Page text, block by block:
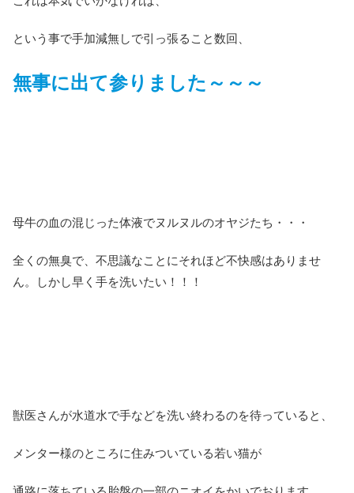
という事で手加減無しで引っ張ること数回、
無事に出て参りました～～～
母牛の血の混じった体液でヌルヌルのオヤジたち・・・
全くの無臭で、不思議なことにそれほど不快感はありませ
ん。しかし早く手を洗いたい！！！
獣医さんが水道水で手などを洗い終わるのを待っていると、
メンター様のところに住みついている若い猫が